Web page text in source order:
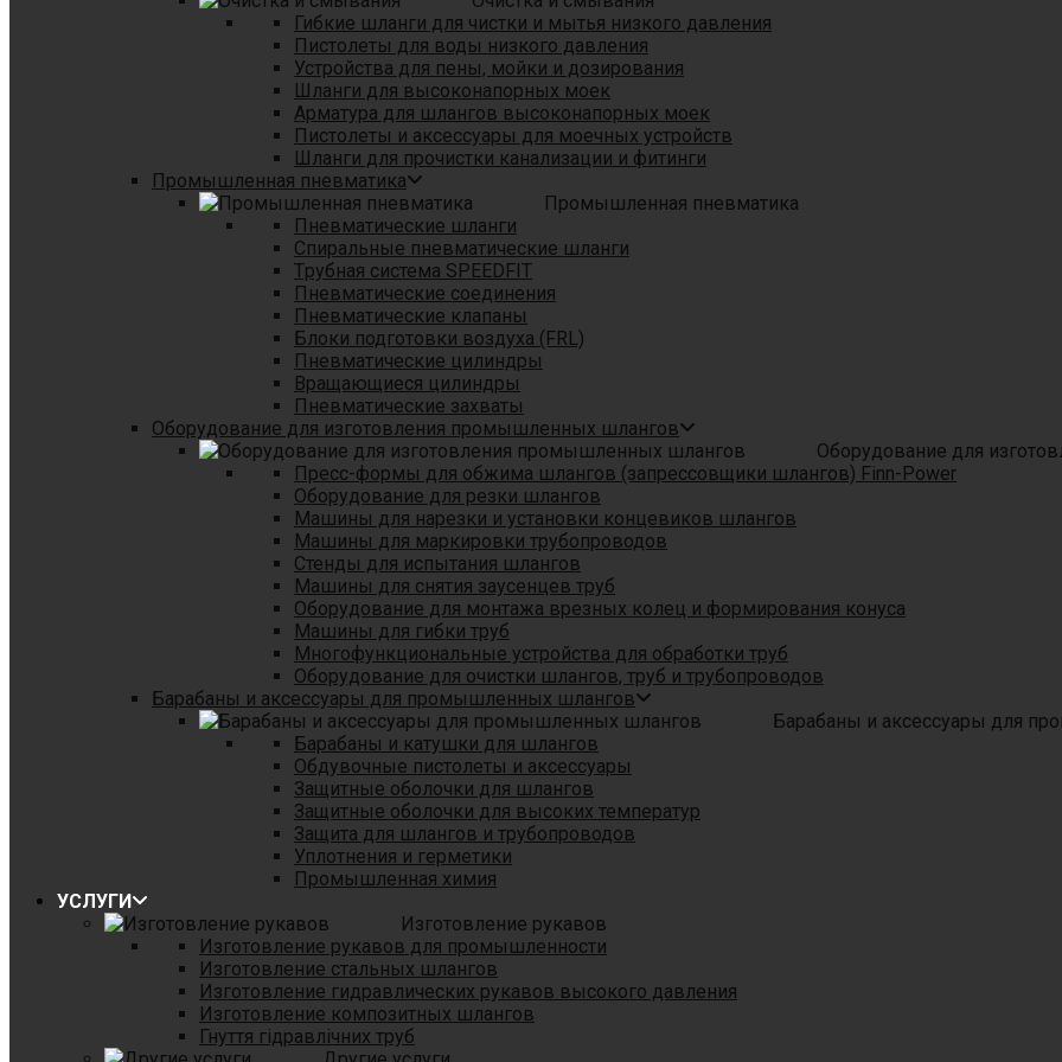
Гибкие шланги для чистки и мытья низкого давления
Пистолеты для воды низкого давления
Устройства для пены, мойки и дозирования
Шланги для высоконапорных моек
Арматура для шлангов высоконапорных моек
Пистолеты и аксессуары для моечных устройств
Шланги для прочистки канализации и фитинги
Промышленная пневматика
Промышленная пневматика
Пневматические шланги
Спиральные пневматические шланги
Tрубная система SPEEDFIT
Пневматические соединения
Пневматические клапаны
Блоки подготовки воздуха (FRL)
Пневматические цилиндры
Вращающиеся цилиндры
Пневматические захваты
Оборудование для изготовления промышленных шлангов
Оборудование для
Пресс-формы для обжима шлангов (запрессовщики шлангов) Finn-Power
Оборудование для резки шлангов
Машины для нарезки и установки концевиков шлангов
Машины для маркировки трубопроводов
Стенды для испытания шлангов
Машины для снятия заусенцев труб
Оборудование для монтажа врезных колец и формирования конуса
Машины для гибки труб
Многофункциональные устройства для обработки труб
Оборудование для очистки шлангов, труб и трубопроводов
Барабаны и аксессуары для промышленных шлангов
Барабаны и аксессуары для
Барабаны и катушки для шлангов
Обдувочные пистолеты и аксессуары
Защитные оболочки для шлангов
Защитные оболочки для высоких температур
Защита для шлангов и трубопроводов
Уплотнения и герметики
Промышленная химия
УСЛУГИ
Изготовление рукавов
Изготовление рукавов для промышленности
Изготовление стальных шлангов
Изготовление гидравлических рукавов высокого давления
Изготовление композитных шлангов
Гнуття гідравлічних труб